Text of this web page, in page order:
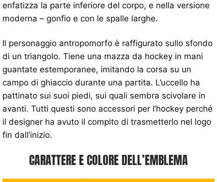
enfatizza la parte inferiore del corpo, e nella versione
moderna – gonfio e con le spalle larghe.
Il personaggio antropomorfo è raffigurato sullo sfondo
di un triangolo. Tiene una mazza da hockey in mani
guantate estemporanee, imitando la corsa su un
campo di ghiaccio durante una partita. L’uccello ha
pattinato sui suoi piedi, sui quali sembra scivolare in
avanti. Tutti questi sono accessori per l’hockey perché
il designer ha avuto il compito di trasmetterlo nel logo
fin dall’inizio.
CARATTERE E COLORE DELL’EMBLEMA